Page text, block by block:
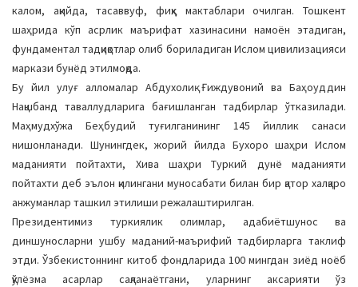
калом, ақийда, тасаввуф, фиқҳ мактаблари очилган. Тошкент
шаҳрида кўп асрлик маърифат хазинасини намоён этадиган,
фундаментал тадқиқотлар олиб бориладиган Ислом цивилизацияси
маркази бунёд этилмоқда.
Бу йил улуғ алломалар Абдухолиқ Ғиждувоний ва Баҳоуддин
Нақшбанд таваллудларига бағишланган тадбирлар ўтказилади.
Маҳмудхўжа Беҳбудий туғилганининг 145 йиллик санаси
нишонланади. Шунингдек, жорий йилда Бухоро шаҳри Ислом
маданияти пойтахти, Хива шаҳри Туркий дунё маданияти
пойтахти деб эълон қилингани муносабати билан бир қатор халқаро
анжуманлар ташкил этилиши режалаштирилган.
Президентимиз туркиялик олимлар, адабиётшунос ва
диншуносларни ушбу маданий-маърифий тадбирларга таклиф
этди. Ўзбекистоннинг китоб фондларида 100 мингдан зиёд ноёб
қўлёзма асарлар сақланаётгани, уларнинг аксарияти ўз